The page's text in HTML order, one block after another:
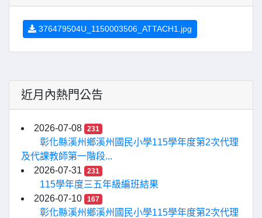
376479504U_1150003506_ATTACH1.jpg
近月內熱門公告
2026-07-08 231
彰化縣溪州鄉溪州國民小學115學年度第2次代理
及代課教師第一階段...
2026-07-31
231
115學年度三五年級編班結果
2026-07-10
167
彰化縣溪州鄉溪州國民小學115學年度第2次代理